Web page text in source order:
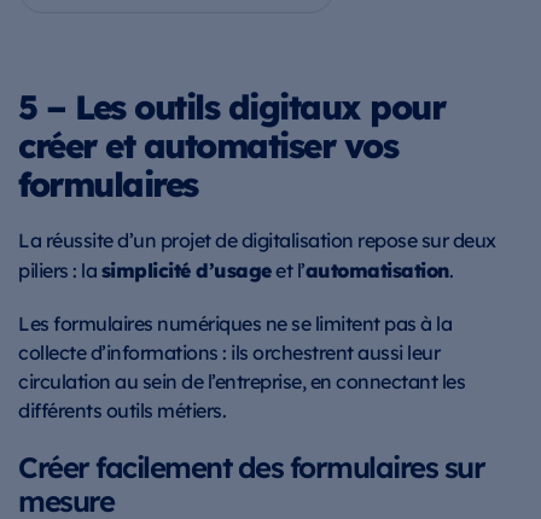
5 – Les outils digitaux pour
créer et automatiser vos
formulaires
La réussite d’un projet de digitalisation repose sur deux
piliers : lasimplicité d’usageet l’automatisation.
Les formulaires numériques ne se limitent pas à la
collecte d’informations : ils orchestrent aussi leur
circulation au sein de l’entreprise, en connectant les
différents outils métiers.
Créer facilement des formulaires sur
mesure